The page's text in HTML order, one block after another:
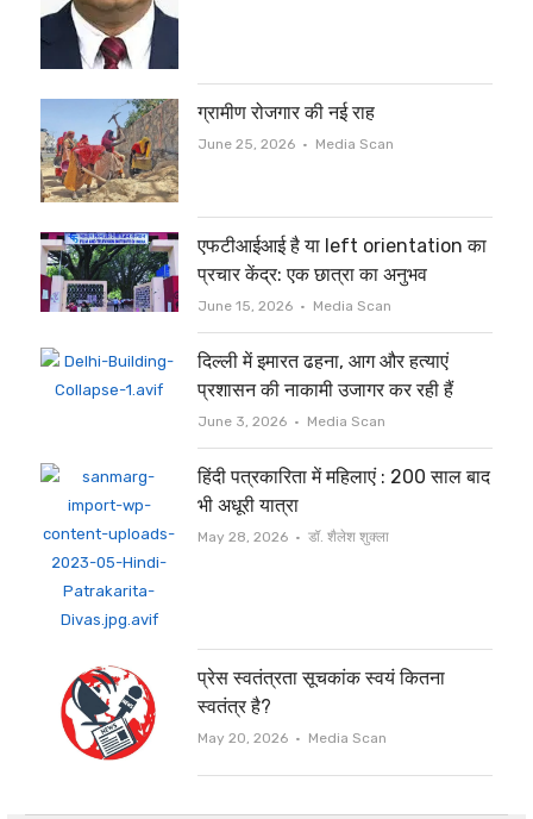
ग्रामीण रोजगार की नई राह
June 25, 2026 Author
Media Scan
एफटीआईआई है या left orientation का
प्रचार केंद्र: एक छात्रा का अनुभव
June 15, 2026 Author
Media Scan
दिल्ली में इमारत ढहना, आग और हत्याएं
प्रशासन की नाकामी उजागर कर रही हैं
June 3, 2026 Author
Media Scan
हिंदी पत्रकारिता में महिलाएं : 200 साल बाद
भी अधूरी यात्रा
May 28, 2026 Author
डॉ. शैलेश शुक्ला
प्रेस स्वतंत्रता सूचकांक स्वयं कितना
स्वतंत्र है?
May 20, 2026 Author
Media Scan